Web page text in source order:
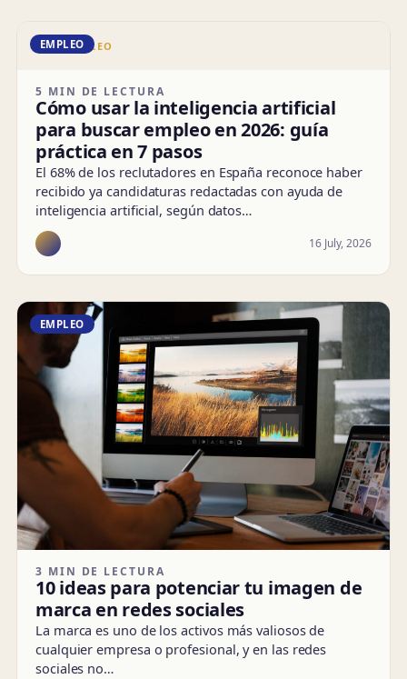
DD · EMPLEO
EMPLEO
5 MIN DE LECTURA
Cómo usar la inteligencia artificial
para buscar empleo en 2026: guía
práctica en 7 pasos
El 68% de los reclutadores en España reconoce haber
recibido ya candidaturas redactadas con ayuda de
inteligencia artificial, según datos…
16 July, 2026
EMPLEO
3 MIN DE LECTURA
10 ideas para potenciar tu imagen de
marca en redes sociales
La marca es uno de los activos más valiosos de
cualquier empresa o profesional, y en las redes
sociales no…